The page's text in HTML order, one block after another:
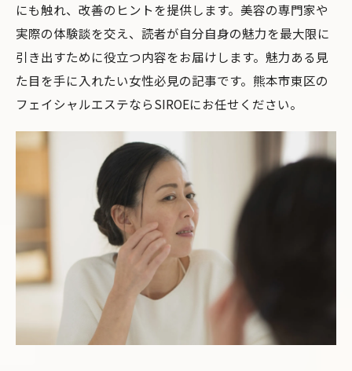
にも触れ、改善のヒントを提供します。美容の専門家や
実際の体験談を交え、読者が自分自身の魅力を最大限に
引き出すために役立つ内容をお届けします。魅力ある見
た目を手に入れたい女性必見の記事です。熊本市東区の
フェイシャルエステならSIROEにお任せください。